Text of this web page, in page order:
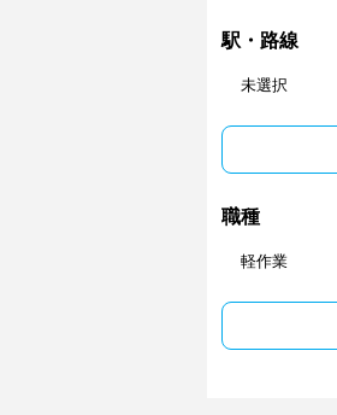
駅・路線
未選択
職種
軽作業